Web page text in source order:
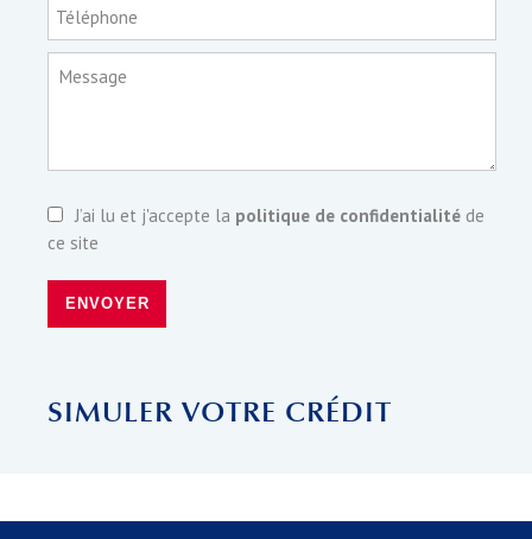
Téléphone
Message
J’ai lu et j'accepte la politique de confidentialité de
ce site
ENVOYER
SIMULER VOTRE CRÉDIT